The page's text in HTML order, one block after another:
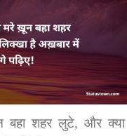
शहर लुटे, और क्या